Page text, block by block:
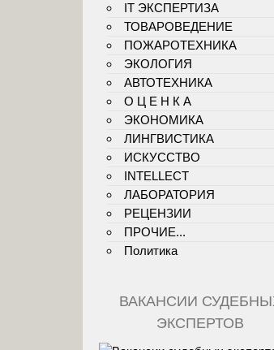
IT ЭКСПЕРТИЗА
ТОВАРОВЕДЕНИЕ
ПОЖАРОТЕХНИКА
ЭКОЛОГИЯ
АВТОТЕХНИКА
О Ц Е Н К А
ЭКОНОМИКА
ЛИНГВИСТИКА
ИСКУССТВО
INTELLECT
ЛАБОРАТОРИЯ
РЕЦЕНЗИИ
ПРОЧИЕ...
Политика
ВАКАНСИИ
ЭКСПЕРТОВ